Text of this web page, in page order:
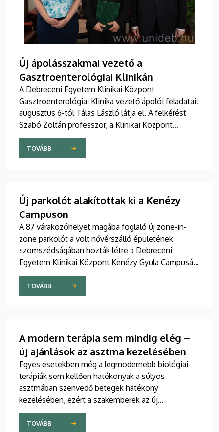
Új ápolásszakmai vezető a
Gasztroenterológiai Klinikán
A Debreceni Egyetem Klinikai Központ
Gasztroenterológiai Klinika vezető ápolói feladatait
augusztus 6-tól Tálas László látja el. A felkérést
Szabó Zoltán professzor, a Klinikai Központ
elnöke, valamint Szőllősi Anna ápolási és
szakdolgozói igazgató adta át pénteken
ünnepélyes keretek között az Elnöki Hivatalban.
TOVÁBB
Új parkolót alakítottak ki a Kenézy
Campuson
A 87 várakozóhelyet magába foglaló új zone-in-
zone parkolót a volt nővérszálló épületének
szomszédságában hozták létre a Debreceni
Egyetem Klinikai Központ Kenézy Gyula Campusán.
Az új területet várhatóan augusztusban nyitják meg
a járművek előtt.
TOVÁBB
A modern terápia sem mindig elég –
új ajánlások az asztma kezelésében
Egyes esetekben még a legmodernebb biológiai
terápiák sem kellően hatékonyak a súlyos
asztmában szenvedő betegek hatékony
kezelésében, ezért a szakemberek az új
gyógyszerek kifejlesztésére irányuló kutatások
felgyorsítását sürgetik. A témában a közelmúltban
TOVÁBB